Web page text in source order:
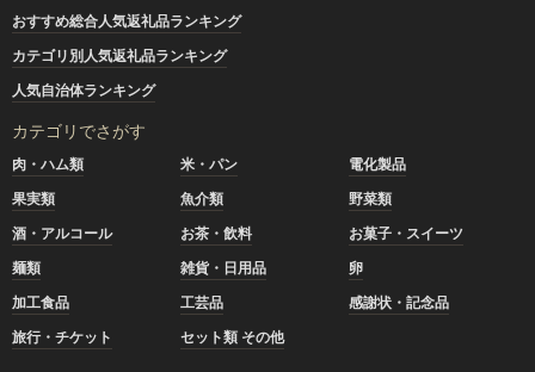
おすすめ総合人気返礼品ランキング
カテゴリ別人気返礼品ランキング
人気自治体ランキング
カテゴリでさがす
肉・ハム類 米・パン
電化製品
果実類
魚介類
野菜類
酒・アルコール
お茶・飲料
お菓子・スイーツ
麺類
雑貨・日用品
卵
加工食品
工芸品
感謝状・記念品
旅行・チケット
セット類 その他